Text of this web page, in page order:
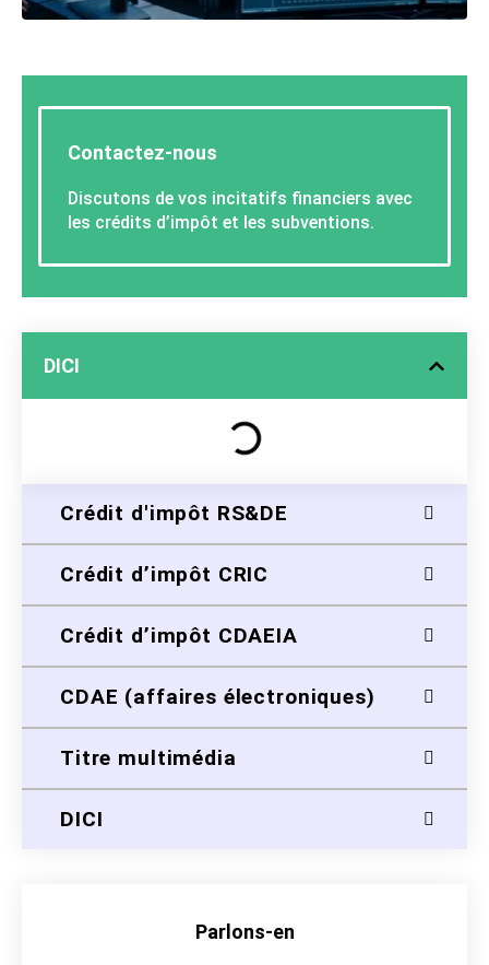
Contactez-nous
Discutons de vos incitatifs financiers avec
les crédits d’impôt et les subventions.
DICI
Crédit d'impôt RS&DE
Crédit d’impôt CRIC
Crédit d’impôt CDAEIA
CDAE (affaires électroniques)
Titre multimédia
DICI
Parlons-en